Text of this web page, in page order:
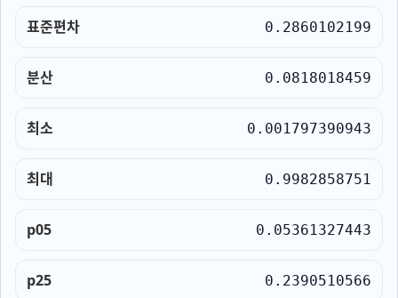
표준편차 0.2860102199
분산 0.0818018459
최소 0.001797390943
최대 0.9982858751
p05 0.05361327443
p25 0.2390510566